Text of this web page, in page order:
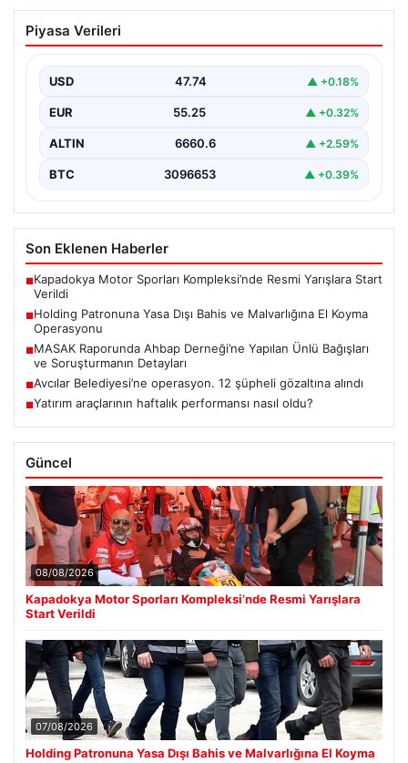
Holding Patronuna Yasa Dışı Bahis ve
Malvarlığına El Koyma Operasyonu
sonucunda, yasa dışı bahis gelirlerini aklama ve
organizasyon…
Piyasa Verileri
USD 47.74 ▲ +0.18%
EUR 55.25 ▲ +0.32%
ALTIN 6660.6 ▲ +2.59%
BTC 3096653 ▲ +0.39%
Son Eklenen Haberler
■Kapadokya Motor Sporları Kompleksi’nde Resmi Yarışlara Start
Verildi
■Holding Patronuna Yasa Dışı Bahis ve Malvarlığına El Koyma
Operasyonu
■MASAK Raporunda Ahbap Derneği’ne Yapılan Ünlü Bağışları
ve Soruşturmanın Detayları
■Avcılar Belediyesi’ne operasyon. 12 şüpheli gözaltına alındı
■Yatırım araçlarının haftalık performansı nasıl oldu?
Güncel
08/08/2026
Kapadokya Motor Sporları Kompleksi’nde Resmi Yarışlara
Start Verildi
07/08/2026
Holding Patronuna Yasa Dışı Bahis ve Malvarlığına El Koyma